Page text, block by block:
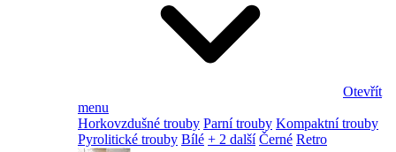
Otevřít
menu
Horkovzdušné trouby Parní trouby Kompaktní trouby
Pyrolitické trouby Bílé + 2 další Černé Retro